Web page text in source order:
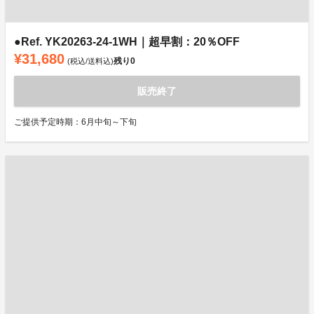
●Ref. YK20263-24-1WH｜超早割：20％OFF
¥31,680 (税込/送料込)残り0
販売終了
ご提供予定時期：6月中旬～下旬